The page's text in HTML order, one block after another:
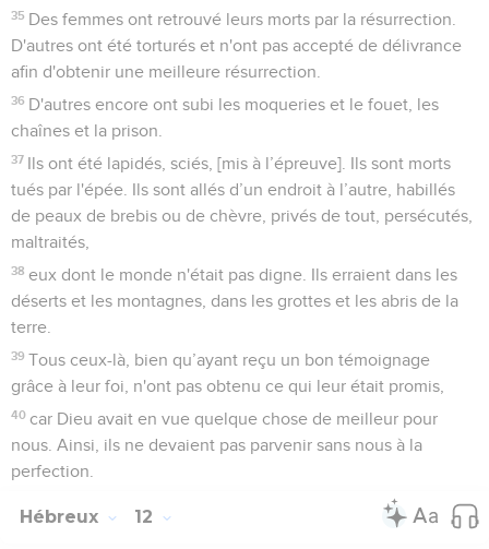
35 Des femmes ont retrouvé leurs morts par la résurrection.
D'autres ont été torturés et n'ont pas accepté de délivrance
afin d'obtenir une meilleure résurrection.
36 D'autres encore ont subi les moqueries et le fouet, les
chaînes et la prison.
37 Ils ont été lapidés, sciés, [mis à l’épreuve]. Ils sont morts
tués par l'épée. Ils sont allés d’un endroit à l’autre, habillés
de peaux de brebis ou de chèvre, privés de tout, persécutés,
maltraités,
38 eux dont le monde n'était pas digne. Ils erraient dans les
déserts et les montagnes, dans les grottes et les abris de la
terre.
39 Tous ceux-là, bien qu’ayant reçu un bon témoignage
grâce à leur foi, n'ont pas obtenu ce qui leur était promis,
40 car Dieu avait en vue quelque chose de meilleur pour
nous. Ainsi, ils ne devaient pas parvenir sans nous à la
perfection.
Hébreux 12